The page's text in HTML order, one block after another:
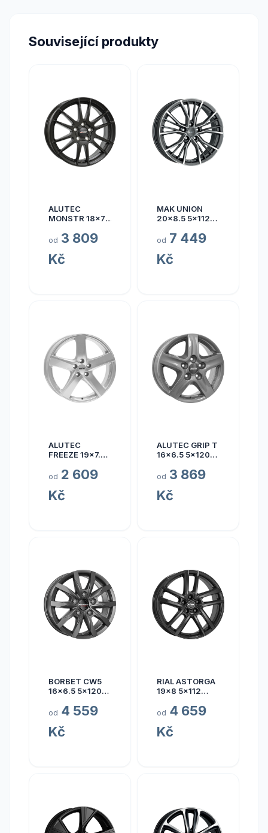
Související produkty
ALUTEC
MONSTR 18x7.5
od 3 809
Kč
MAK UNION
20x8.5 5x112
od 7 449
Kč
ALUTEC
FREEZE 19x7.5
od 2 609
Kč
ALUTEC GRIP T
16x6.5 5x120
od 3 869
Kč
BORBET CW5
16x6.5 5x120
od 4 559
Kč
RIAL ASTORGA
19x8 5x112
od 4 659
Kč